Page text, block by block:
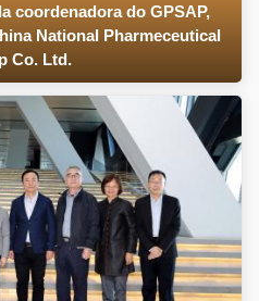
coordenadora do GPSAP,
National Pharmeceutical
Co. Ltd.